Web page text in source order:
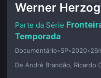
Werner Herzog
Temporada
Documentário•SP•2020•
De André Brandão, Ricardo